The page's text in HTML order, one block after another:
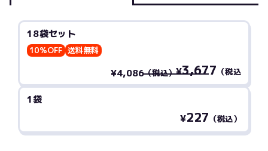
18袋セット
10%OFF 送料無料
¥4,086（税込）¥3,677 （税込
1袋
¥227 （税込）